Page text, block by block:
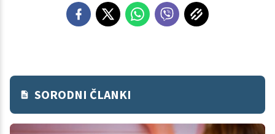
SORODNI ČLANKI